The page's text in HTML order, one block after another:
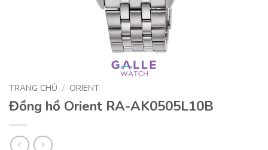
TRANG CHỦ / ORIENT
Đồng hồ Orient RA-AK0505L10B